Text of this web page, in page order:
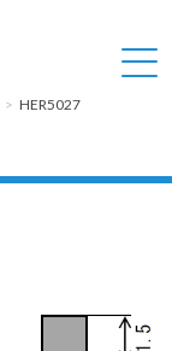
HER5027